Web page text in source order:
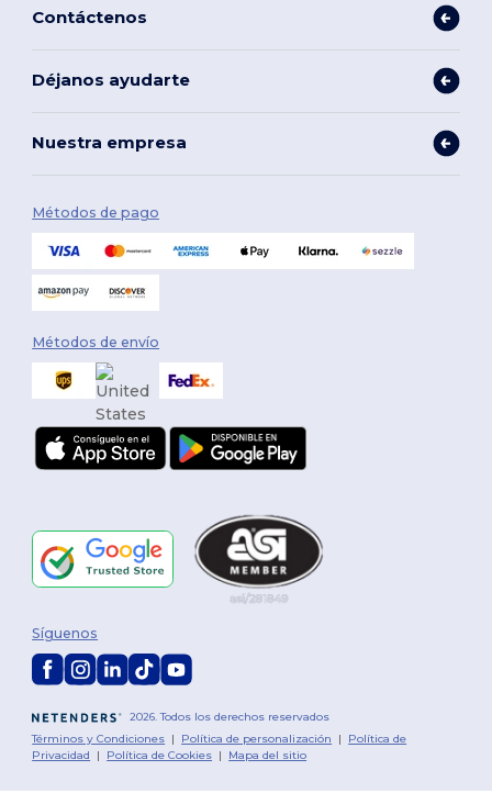
Contáctenos
Déjanos ayudarte
Nuestra empresa
Métodos de pago
Métodos de envío
2026. Todos los derechos reservados
Términos y Condiciones | Política de personalización | Política de
Privacidad | Política de Cookies | Mapa del sitio
Síguenos